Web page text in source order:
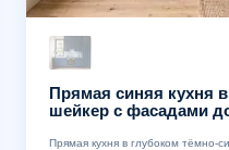
Прямая синяя кухня
шейкер с фасадами
Прямая кухня в глубоком тёмно-